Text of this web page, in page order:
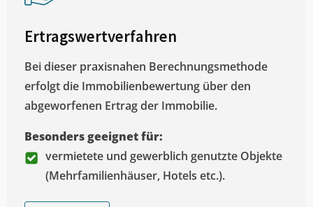
Ertragswertverfahren
Bei dieser praxisnahen Berechnungsmethode
erfolgt die Immobilienbewertung über den
abgeworfenen Ertrag der Immobilie.
Besonders geeignet für:
vermietete und gewerblich genutzte Objekte
(Mehrfamilienhäuser, Hotels etc.).